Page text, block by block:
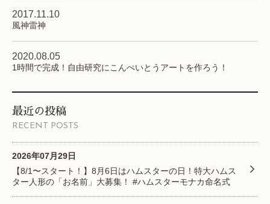
最近の投稿
RECENT POSTS
2026年07月29日
【8/1〜スタート！】8月6日はハムスターの日！特大ハムス
ター人形の「お名前」大募集！ #ハムスターモナカ命名式
2017.11.10
風神雷神
2020.08.05
1時間で完成！自由研究にこんぺいとうアートを作ろう！